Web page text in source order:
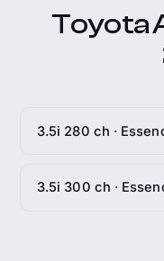
Toyota
3.5i 280 ch ·
3.5i 300 ch ·